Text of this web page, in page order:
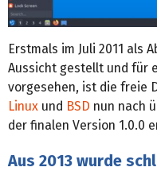
Erstmals im Juli 2011 als
Aussicht gestellt und für
vorgesehen, ist die freie
Linux und BSD nun nach
der finalen Version 1.0.0
Aus 2013 wurde